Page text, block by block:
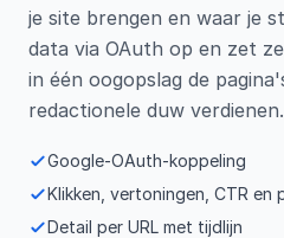
je site brengen en waar je
data via OAuth op en zet
in één oogopslag de
redactionele duw verdienen.
Google-OAuth-koppeling
Klikken, vertoningen, CTR en
Detail per URL met tijdlijn